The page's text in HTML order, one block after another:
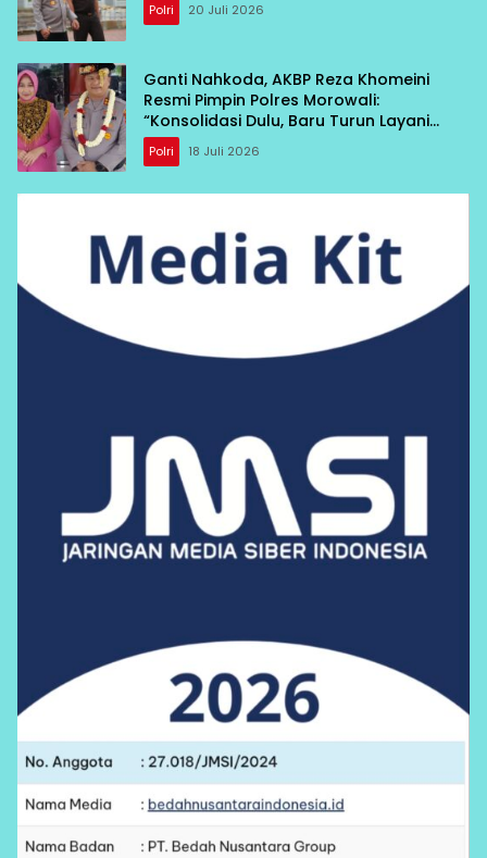
Polri 20 Juli 2026
Ganti Nahkoda, AKBP Reza Khomeini
Resmi Pimpin Polres Morowali:
“Konsolidasi Dulu, Baru Turun Layani
Warga”
Polri 18 Juli 2026